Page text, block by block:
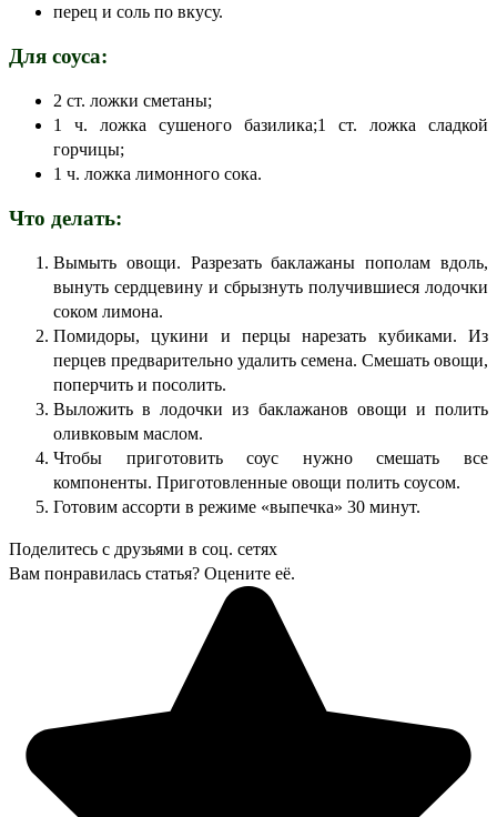
перец и соль по вкусу.
Для соуса:
2 ст. ложки сметаны;
1 ч. ложка сушеного базилика;1 ст. ложка сладкой
горчицы;
1 ч. ложка лимонного сока.
Что делать:
Вымыть овощи. Разрезать баклажаны пополам вдоль,
вынуть сердцевину и сбрызнуть получившиеся лодочки
соком лимона.
Помидоры, цукини и перцы нарезать кубиками. Из
перцев предварительно удалить семена. Смешать овощи,
поперчить и посолить.
Выложить в лодочки из баклажанов овощи и полить
оливковым маслом.
Чтобы приготовить соус нужно смешать все
компоненты. Приготовленные овощи полить соусом.
Готовим ассорти в режиме «выпечка» 30 минут.
Поделитесь с друзьями в соц. сетях
Вам понравилась статья? Оцените её.